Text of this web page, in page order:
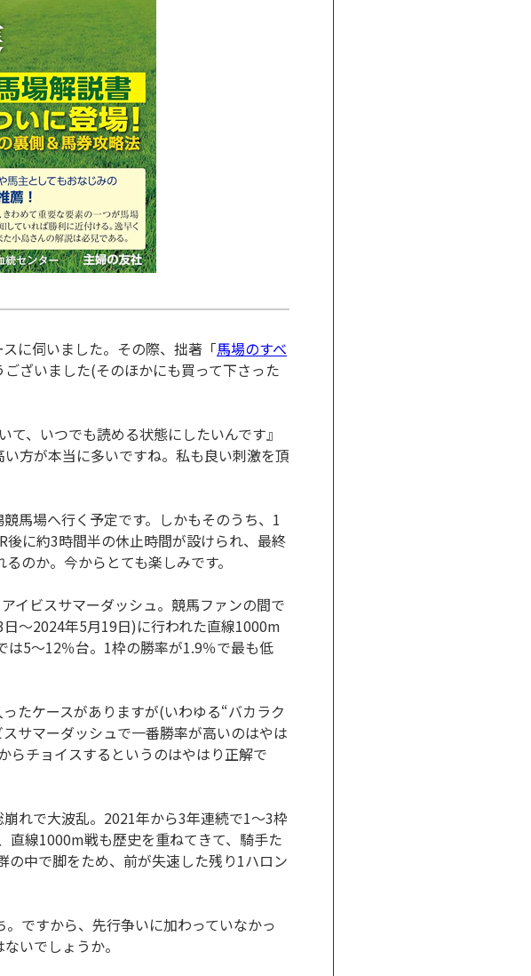
に伺いました。その際、拙著「馬場のすべ
ざいました(そのほかにも買って下さった
、いつでも読める状態にしたいんです』
方が本当に多いですね。私も良い刺激を頂
馬場へ行く予定です。しかもそのうち、1
に約3時間半の休止時間が設けられ、最終
のか。今からとても楽しみです。
イビスサマーダッシュ。競馬ファンの間で
～2024年5月19日)に行われた直線1000m
5～12％台。1枠の勝率が1.9％で最も低
たケースがありますが(いわゆる“バカラク
サマーダッシュで一番勝率が高いのはやは
らチョイスするというのはやはり正解で
れで大波乱。2021年から3年連続で1～3枠
直線1000m戦も歴史を重ねてきて、騎手た
中で脚をため、前が失速した残り1ハロン
ですから、先行争いに加わっていなかっ
いでしょうか。